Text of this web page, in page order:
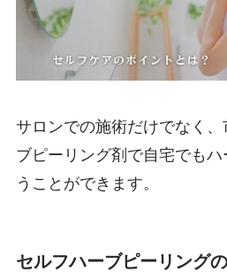
サロンでの施術だけでなく
ブピーリング剤で自宅でも
うことができます。
セルフハーブピーリング